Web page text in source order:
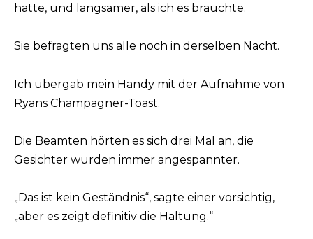
hatte, und langsamer, als ich es brauchte.
Sie befragten uns alle noch in derselben Nacht.
Ich übergab mein Handy mit der Aufnahme von
Ryans Champagner-Toast.
Die Beamten hörten es sich drei Mal an, die
Gesichter wurden immer angespannter.
„Das ist kein Geständnis“, sagte einer vorsichtig,
„aber es zeigt definitiv die Haltung.“